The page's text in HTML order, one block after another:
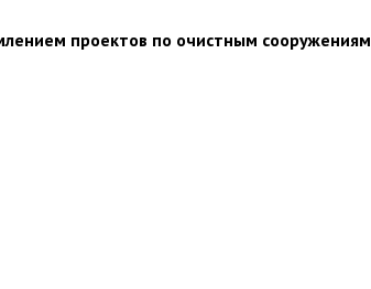
проектов по очистным сооружениям